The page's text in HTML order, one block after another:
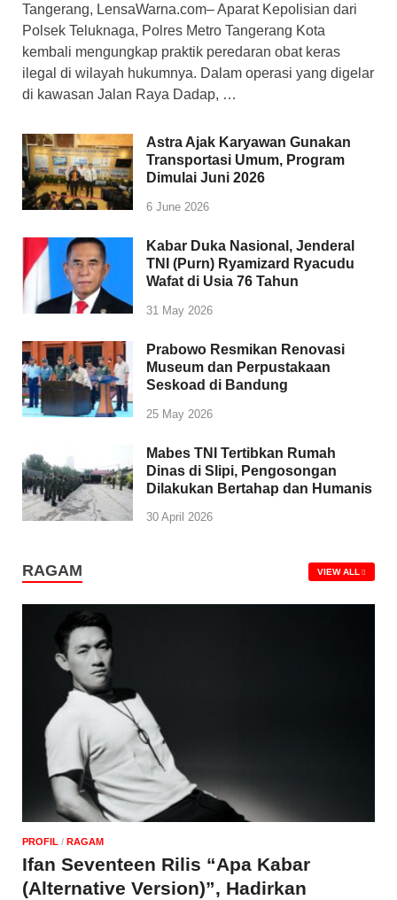
Tangerang, LensaWarna.com– Aparat Kepolisian dari
Polsek Teluknaga, Polres Metro Tangerang Kota
kembali mengungkap praktik peredaran obat keras
ilegal di wilayah hukumnya. Dalam operasi yang digelar
di kawasan Jalan Raya Dadap, …
Astra Ajak Karyawan Gunakan
Transportasi Umum, Program
Dimulai Juni 2026
6 June 2026
Kabar Duka Nasional, Jenderal
TNI (Purn) Ryamizard Ryacudu
Wafat di Usia 76 Tahun
31 May 2026
Prabowo Resmikan Renovasi
Museum dan Perpustakaan
Seskoad di Bandung
25 May 2026
Mabes TNI Tertibkan Rumah
Dinas di Slipi, Pengosongan
Dilakukan Bertahap dan Humanis
30 April 2026
RAGAM VIEW ALL
PROFIL / ‎RAGAM
Ifan Seventeen Rilis “Apa Kabar
(Alternative Version)”, Hadirkan